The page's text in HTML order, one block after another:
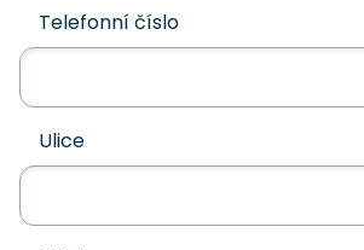
Telefonní číslo
Ulice